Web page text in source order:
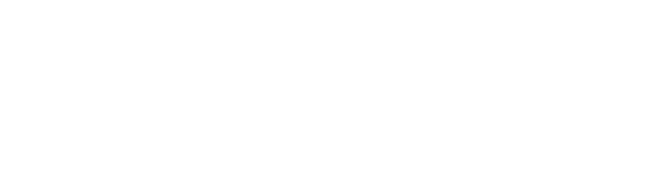
di acquisizione ed evasione della richiesta.